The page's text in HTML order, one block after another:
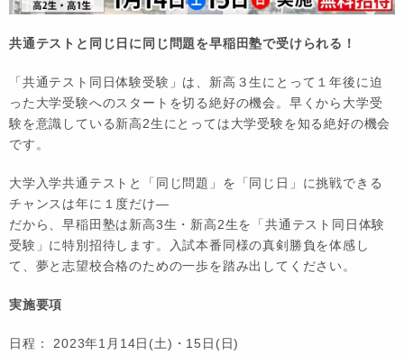
共通テストと同じ日に同じ問題を早稲田塾で受けられる！
「共通テスト同日体験受験」は、新高３生にとって１年後に迫
った大学受験へのスタートを切る絶好の機会。早くから大学受
験を意識している新高2生にとっては大学受験を知る絶好の機会
です。
大学入学共通テストと「同じ問題」を「同じ日」に挑戦できる
チャンスは年に１度だけ―
だから、早稲田塾は新高3生・新高2生を「共通テスト同日体験
受験」に特別招待します。入試本番同様の真剣勝負を体感し
て、夢と志望校合格のための一歩を踏み出してください。
実施要項
日程： 2023年1月14日(土)・15日(日)